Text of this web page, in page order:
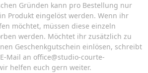
Gründen kann pro Bestellung nur
Produkt eingelöst werden. Wenn ihr
möchtet, müssen diese einzeln
werden. Möchtet ihr zusätzlich zu
Geschenkgutschein einlösen, schreibt
Mail an office@studio-courte-
helfen euch gern weiter.